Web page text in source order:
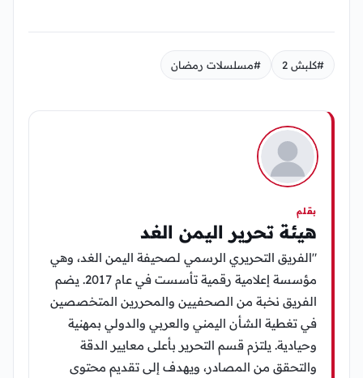
#كلبش 2 #مسلسلات رمضان
بقلم
هيئة تحرير اليمن الغد
"الفريق التحريري الرسمي لصحيفة اليمن الغد، وهي
مؤسسة إعلامية رقمية تأسست في عام 2017. يضم
الفريق نخبة من الصحفيين والمحررين المتخصصين
في تغطية الشأن اليمني والعربي والدولي بمهنية
وحيادية. يلتزم قسم التحرير بأعلى معايير الدقة
والتحقق من المصادر، ويهدف إلى تقديم محتوى